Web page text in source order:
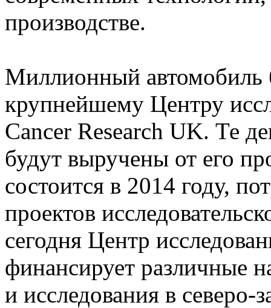
производстве.
Миллионный автомобиль
крупнейшему Центру
Cancer Research UK. Те
будут выручены от его
состоится в 2014 году,
проектов
сегодня Центр
финансирует различные
и исследования в северо-